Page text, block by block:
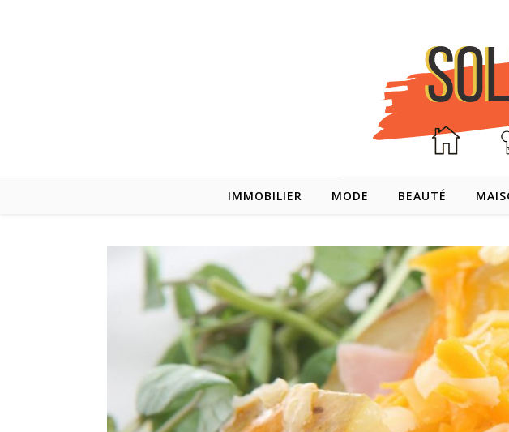
IMMOBILIER MODE BEAUTÉ